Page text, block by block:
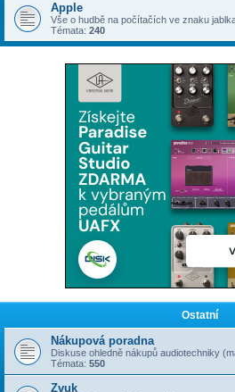
Apple
Vše o hudbě na počítačích ve znaku
Témata: 240
Ostatní
Nákupová poradna
Diskuse ohledně nákupů audiotechniky
Témata: 550
Zvuk